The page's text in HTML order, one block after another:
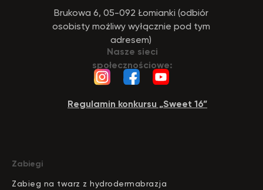
Regulamin konkursu „Sweet 16”
Brukowa 6, 05-092 Łomianki (odbiór
osobisty możliwy wyłącznie pod tym
adresem)
Nasze sieci
społecznościowe:
Zabiegi
Zabieg na twarz z hydrodermabrazja